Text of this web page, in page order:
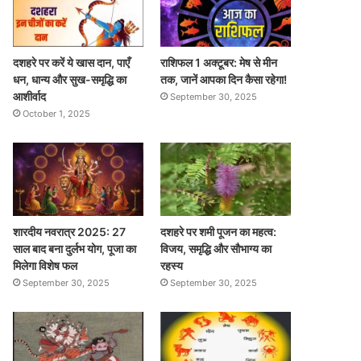
दशहरे पर करें ये खास दान, पाएँ
धन, धान्य और सुख-समृद्धि का
आशीर्वाद
October 1, 2025
राशिफल 1 अक्टूबर: मेष से मीन
तक, जानें आपका दिन कैसा रहेगा!
September 30, 2025
शारदीय नवरात्र 2025: 27
साल बाद बना दुर्लभ योग, पूजा का
मिलेगा विशेष फल
September 30, 2025
दशहरे पर शमी पूजन का महत्व:
विजय, समृद्धि और सौभाग्य का
रहस्य
September 30, 2025